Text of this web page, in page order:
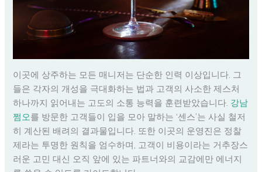
이곳에 상주하는 모든 매니저는 단순한 인력 이상입니다. 그
들은 각자의 개성을 극대화하는 법과 고객의 사소한 제스처
하나까지 읽어내는 고도의 소통 능력을 훈련받았습니다. 강남
쩜오를 방문한 고객들이 입을 모아 말하는 ‘센스’는 사실 철저
히 계산된 배려의 결과물입니다. 또한 이곳의 운영진은 정찰
제라는 투명한 원칙을 엄수하며, 고객이 비용이라는 거추장스
러운 고민 대신 오직 앞에 있는 파트너와의 교감에만 에너지